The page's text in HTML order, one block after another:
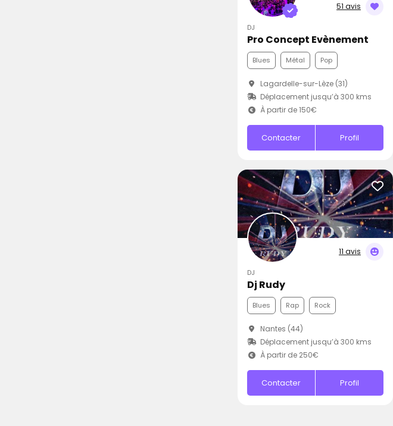
51 avis
DJ
Pro Concept Evènement
Blues Métal Pop
Lagardelle-sur-Lèze (31)
Déplacement jusqu’à 300 kms
À partir de 150€
Contacter Profil
11 avis
DJ
Dj Rudy
Blues Rap Rock
Nantes (44)
Déplacement jusqu’à 300 kms
À partir de 250€
Contacter Profil